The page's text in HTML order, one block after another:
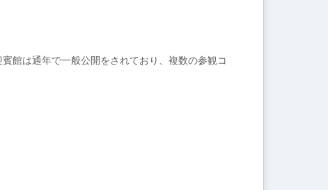
館は通年で一般公開をされており、複数の参観コ